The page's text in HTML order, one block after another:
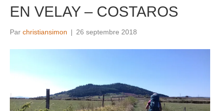
EN VELAY – COSTAROS
Par christiansimon | 26 septembre 2018